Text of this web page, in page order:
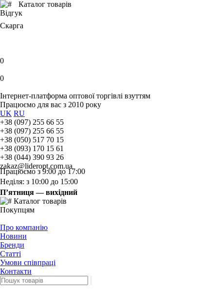
Каталог товарів
Відгук
Скарга
0
0
Інтернет-платформа оптової торгівлі взуттям
Працюємо для вас з 2010 року
UK RU
+38 (097) 255 66 55
+38 (097) 255 66 55
+38 (050) 517 70 15
+38 (093) 170 15 61
+38 (044) 390 93 26
zakaz@lideropt.com.ua
Працюємо з 9:00 до 17:00
Неділя: з 10:00 до 15:00
П’ятниця — вихідний
Каталог товарів
Покупцям
Про компанію
Новини
Бренди
Статті
Умови співпраці
Контакти